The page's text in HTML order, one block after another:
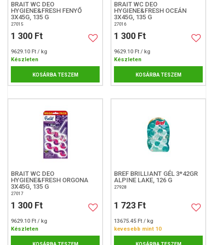
BRAIT WC DEO
HYGIENE&FRESH FENYŐ
3X45G, 135 G
27015
1 300 Ft
9629.10 Ft / kg
Készleten
KOSÁRBA TESZEM
BRAIT WC DEO
HYGIENE&FRESH OCEÁN
3X45G, 135 G
27016
1 300 Ft
9629.10 Ft / kg
Készleten
KOSÁRBA TESZEM
BRAIT WC DEO
HYGIENE&FRESH ORGONA
3X45G, 135 G
27017
1 300 Ft
9629.10 Ft / kg
Készleten
BREF BRILLIANT GÉL 3*42GR
ALPINE LAKE, 126 G
27928
1 723 Ft
13675.45 Ft / kg
kevesebb mint 10